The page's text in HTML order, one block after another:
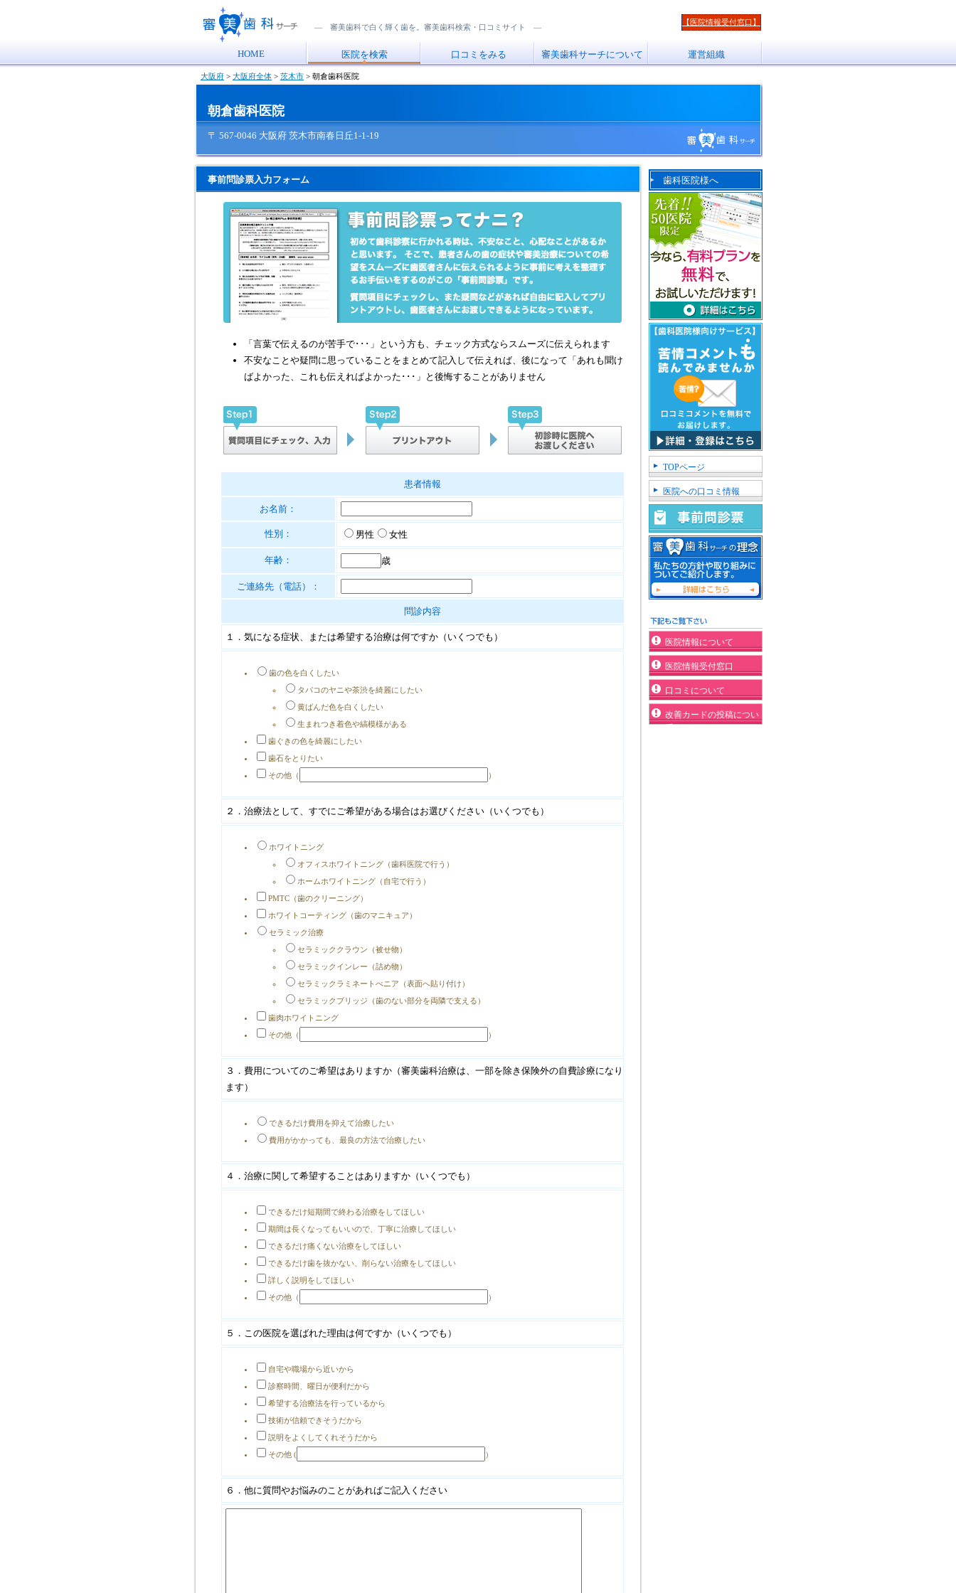
― 審美歯科で白く輝く歯を。審美歯科検索・口コミサイト ―
【医院情報受付窓口】
HOME 医院を検索 口コミをみる 審美歯科サーチについて 運営組織
大阪府 > 大阪府全体 > 茨木市 > 朝倉歯科医院
朝倉歯科医院
〒 567-0046 大阪府 茨木市南春日丘1-1-19
事前問診票入力フォーム
「言葉で伝えるのが苦手で･･･」という方も、チェック方式ならスムーズに伝えられます
不安なことや疑問に思っていることをまとめて記入して伝えれば、後になって「あれも聞け
ばよかった、これも伝えればよかった･･･」と後悔することがありません
患者情報
お名前：
性別： 男性 女性
年齢： 歳
ご連絡先（電話）：
問診内容
１．気になる症状、または希望する治療は何ですか（いくつでも）
歯の色を白くしたい
タバコのヤニや茶渋を綺麗にしたい
黄ばんだ色を白くしたい
生まれつき着色や縞模様がある
歯ぐきの色を綺麗にしたい
歯石をとりたい
その他（
）
２．治療法として、すでにご希望がある場合はお選びください（いくつでも）
ホワイトニング
オフィスホワイトニング（歯科医院で行う）
ホームホワイトニング（自宅で行う）
PMTC（歯のクリーニング）
ホワイトコーティング（歯のマニキュア）
セラミック治療
セラミッククラウン（被せ物）
セラミックインレー（詰め物）
セラミックラミネートべニア（表面へ貼り付け）
セラミックブリッジ（歯のない部分を両隣で支える）
歯肉ホワイトニング
その他（
）
３．費用についてのご希望はありますか（審美歯科治療は、一部を除き保険外の自費診療になり
ます）
できるだけ費用を抑えて治療したい
費用がかかっても、最良の方法で治療したい
４．治療に関して希望することはありますか（いくつでも）
できるだけ短期間で終わる治療をしてほしい
期間は長くなってもいいので、丁寧に治療してほしい
できるだけ痛くない治療をしてほしい
できるだけ歯を抜かない、削らない治療をしてほしい
詳しく説明をしてほしい
その他（
）
５．この医院を選ばれた理由は何ですか（いくつでも）
自宅や職場から近いから
診察時間、曜日が便利だから
希望する治療法を行っているから
技術が信頼できそうだから
説明をよくしてくれそうだから
その他 (
）
６．他に質問やお悩みのことがあればご記入ください
歯科医院様へ
TOPページ
医院への口コミ情報
医院情報について
医院情報受付窓口
口コミについて
改善カードの投稿につい
て